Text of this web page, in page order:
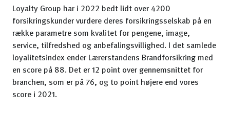
Loyalty Group har i 2022 bedt lidt over 4200
forsikringskunder vurdere deres forsikringsselskab på en
række parametre som kvalitet for pengene, image,
service, tilfredshed og anbefalingsvillighed. I det samlede
loyalitetsindex ender Lærerstandens Brandforsikring med
en score på 88. Det er 12 point over gennemsnittet for
branchen, som er på 76, og to point højere end vores
score i 2021.